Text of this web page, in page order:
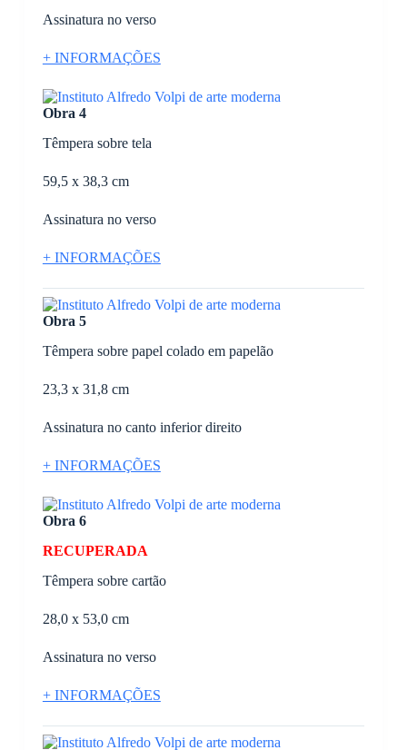
Assinatura no verso
+ INFORMAÇÕES
Obra 4
Têmpera sobre tela
59,5 x 38,3 cm
Assinatura no verso
+ INFORMAÇÕES
Obra 5
Têmpera sobre papel colado em papelão
23,3 x 31,8 cm
Assinatura no canto inferior direito
+ INFORMAÇÕES
Obra 6
RECUPERADA
Têmpera sobre cartão
28,0 x 53,0 cm
Assinatura no verso
+ INFORMAÇÕES